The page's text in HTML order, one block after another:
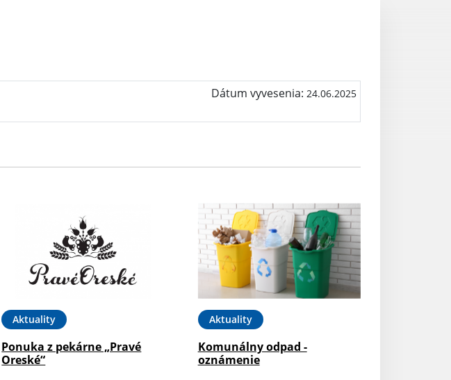
Dátum vyvesenia: 24.06.2025
Aktuality
Ponuka z pekárne „Pravé
Oreské“
Aktuality
Komunálny odpad -
oznámenie